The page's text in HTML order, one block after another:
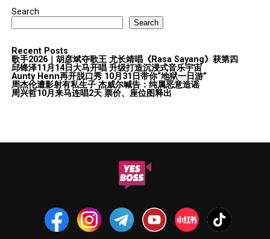
Search
Search
Recent Posts
歌手2026｜胡彦斌夺歌王 尤长靖唱《Rasa Sayang》获第四
邱锋泽11月14日大马开唱 升级打造沉浸式音乐宇宙
Aunty Henn再开脱口秀 10月31日带你“地狱一日游”
周杰伦遭影射有私生子 杰威尔喊告：纯属恶意造谣
周兴哲10月来马连唱2天 票价、座位图释出